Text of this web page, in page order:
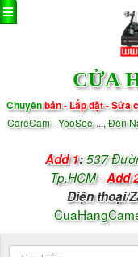
CỬA
Chuyênbán - Lắp đặt - Sửa
CareCam-YooSee-..., Đèn
Add 1: 537
Tp.HCM-Add
Điện thoại/